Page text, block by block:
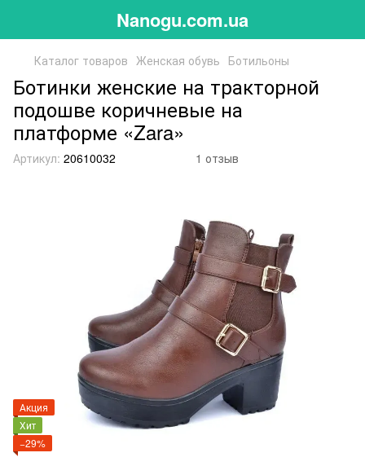
Nanogu.com.ua
Каталог товаров Женская обувь Ботильоны
Ботинки женские на тракторной
подошве коричневые на
платформе «Zara»
Артикул: 20610032 1 отзыв
Акция
Хит
−29%